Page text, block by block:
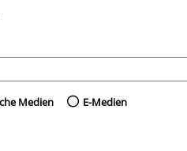
Medienart nach der
Medien E-Medien